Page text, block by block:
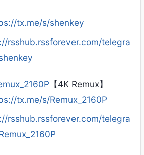
tx.me/s/shenkey
rsshub.rssforever.com/telegra
【4K Remux】
tx.me/s/Remux_2160P
rsshub.rssforever.com/telegra